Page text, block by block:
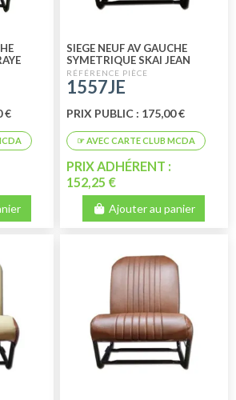
€
SIEGE NEUF AV GAUCHE
SYMETRIQUE SKAI JEAN
1557JE
PRIX PUBLIC : 175,00 €
PRIX ADHÉRENT :
152,25 €
Ajouter au panier